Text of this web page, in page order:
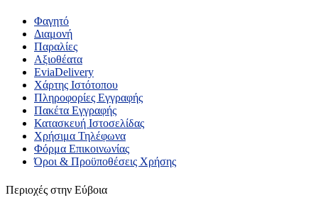
Φαγητό
Διαμονή
Παραλίες
Αξιοθέατα
EviaDelivery
Χάρτης Ιστότοπου
Πληροφορίες Εγγραφής
Πακέτα Εγγραφής
Κατασκευή Ιστοσελίδας
Χρήσιμα Τηλέφωνα
Φόρμα Επικοινωνίας
Όροι & Προϋποθέσεις Xρήσης
Περιοχές στην Εύβοια